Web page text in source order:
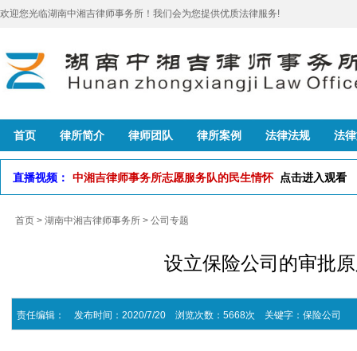
欢迎您光临湖南中湘吉律师事务所！我们会为您提供优质法律服务!
首页 律所简介 律师团队 律所案例 法律法规 法
直播视频： 中湘吉律师事务所志愿服务队的民生情怀 点击进入观看
首页 > 湖南中湘吉律师事务所 > 公司专题
设立保险公司的审批
责任编辑： 发布时间：2020/7/20 浏览次数：5668次 关键字： 保险公司